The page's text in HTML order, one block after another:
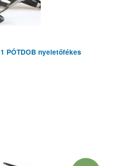
PÓTDOB nyeletőfékes